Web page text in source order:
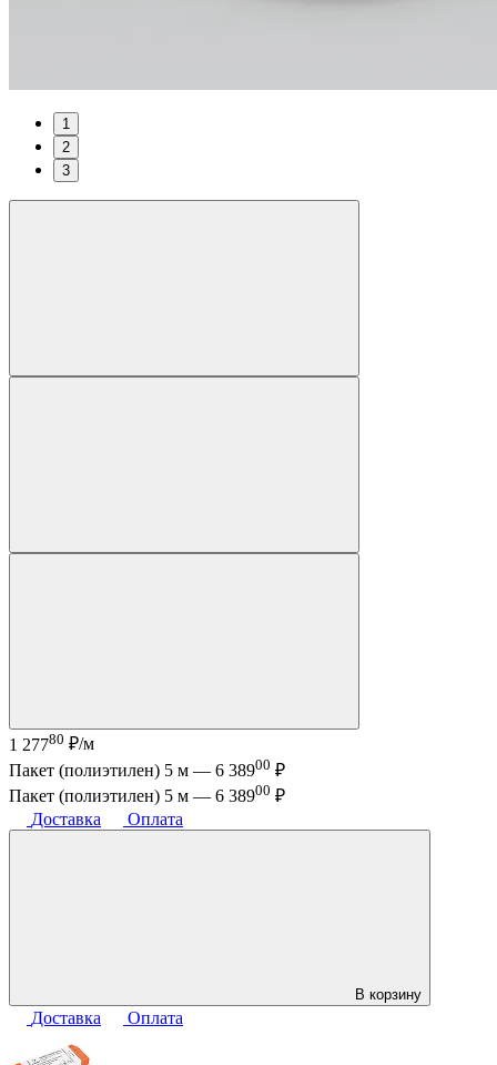
1
2
3
1 27780 ₽/м
Пакет (полиэтилен) 5 м — 6 38900 ₽
Пакет (полиэтилен) 5 м — 6 38900 ₽
Доставка
Оплата
В корзину
Доставка Оплата